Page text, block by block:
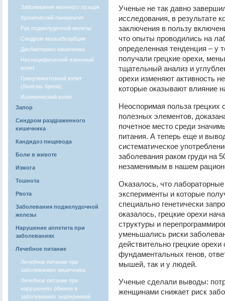
Заболевания желчного пузыря
Хронический панкреатит
Рак поджелудочной железы
Синдром мальабсорбции
Дисбактериоз кишечника
Неспецифический язвенный
колит
Гранулематозный колит
(болезнь Крона)
Ишемический колит
Запор
Синдром раздраженного
кишечника
Кандидоз пищевода
Боли в животе
Изжога
Тошнота
Рвота
Заболевания поджелудочной
железы
Нарушение аппетита при
заболеваниях
Лечебное питание
Лечебное питание при
заболеваниях кишечника
Лечебное питание при
нарушениях обмена и
заболеваниях эндокринной
Ученые не так давно
исследования, в результате
заключения в пользу
что опыты проводились на
определенная тенденция – у
получали грецкие орехи,
тщательный анализ и
орехи изменяют активность
которые оказывают влияние
Неоспоримая польза грецких
полезных элементов,
почетное место среди
питания. А теперь еще и
систематическое
заболевания раком груди на
незаменимым в нашем
Оказалось, что
эксперименты и которые
специально генетически
оказалось, грецкие орехи
структуры и
уменьшались риски
действительно грецкие
фундаментальных генов,
мышей, так и у людей.
Ученые сделали выводы:
женщинами снижает риск